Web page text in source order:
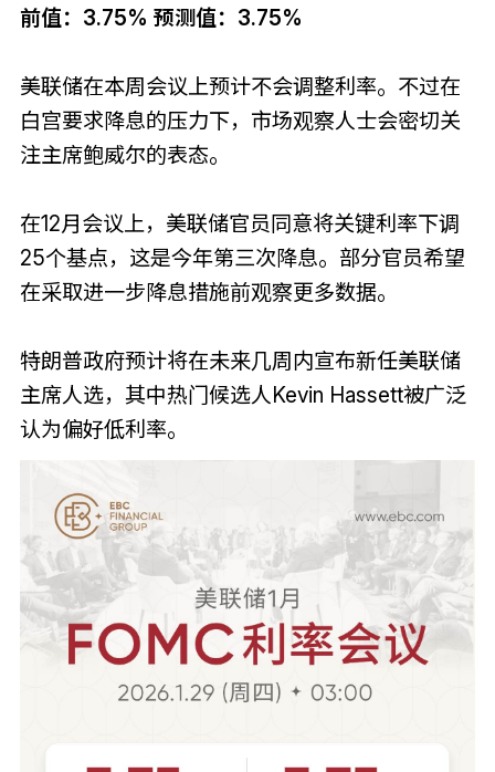
前值：3.75% 预测值：3.75%
美联储在本周会议上预计不会调整利率。不过在
白宫要求降息的压力下，市场观察人士会密切关
注主席鲍威尔的表态。
在12月会议上，美联储官员同意将关键利率下调
25个基点，这是今年第三次降息。部分官员希望
在采取进一步降息措施前观察更多数据。
特朗普政府预计将在未来几周内宣布新任美联储
主席人选，其中热门候选人Kevin Hassett被广泛
认为偏好低利率。